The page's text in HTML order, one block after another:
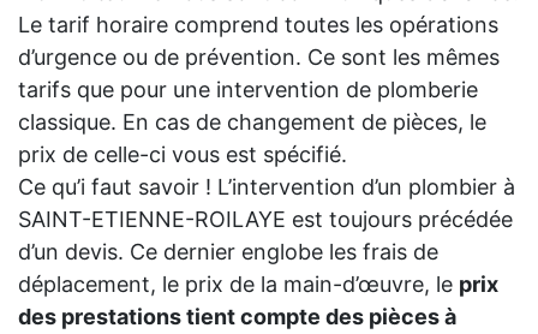
Le tarif horaire comprend toutes les opérations
d’urgence ou de prévention. Ce sont les mêmes
tarifs que pour une intervention de plomberie
classique. En cas de changement de pièces, le
prix de celle-ci vous est spécifié.
Ce qu’i faut savoir ! L’intervention d’un plombier à
SAINT-ETIENNE-ROILAYE est toujours précédée
d’un devis. Ce dernier englobe les frais de
déplacement, le prix de la main-d’œuvre, le prix
des prestations tient compte des pièces à